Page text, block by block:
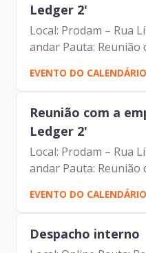
Ledger 2'
Local: Prodam – Rua
andar Pauta: Reunião
institucional
Dantas – Prodam
– Prodam Eduardo
EVENTO DO CALENDÁRIO
Reunião com a
Ledger 2'
Local: Prodam – Rua
andar Pauta: Reunião
institucional
Dantas – Prodam
– Prodam Eduardo
EVENTO DO CALENDÁRIO
Despacho interno